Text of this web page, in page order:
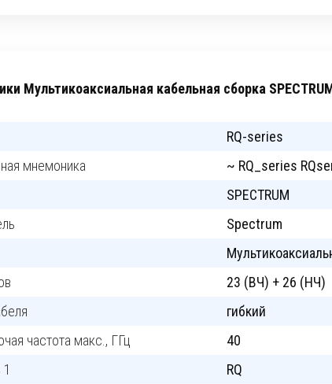
Мультикоаксиальная кабельная сборка
RQ-series
мнемоника
~ RQ_series
SPECTRUM
Spectrum
23 (ВЧ) + 26 (НЧ)
гибкий
частота макс., ГГц
40
RQ